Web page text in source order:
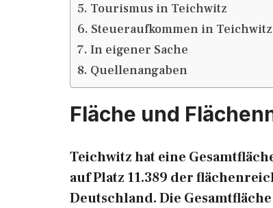
Tourismus in Teichwitz
Steueraufkommen in Teichwitz
In eigener Sache
Quellenangaben
Fläche und
Teichwitz hat eine
auf Platz 11.389 der
Deutschland. Die